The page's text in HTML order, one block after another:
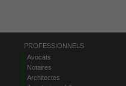
PROFESSIONNELS
Avocats
Notaires
Architectes